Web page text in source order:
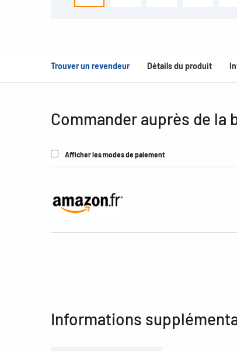
Trouver un revendeur Détails du produit
Commander auprès de la
Afficher les modes de paiement
Informations